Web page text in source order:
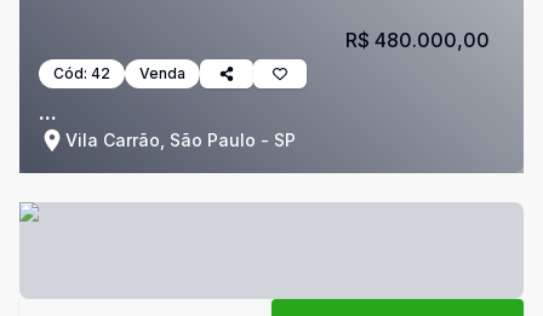
Cód: 42 Venda
...
Vila Carrão, São Paulo - SP
R$ 480.000,00